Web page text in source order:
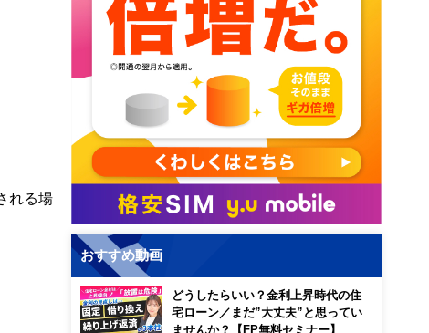
れる場
おすすめ動画
どうしたらいい？金利上昇時代の住
宅ローン／まだ”大丈夫”と思ってい
ませんか？【FP無料セミナー】